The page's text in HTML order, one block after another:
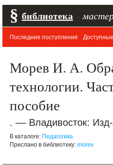
§ библиотека
Последние поступления
Морев И. А.
технологии.
пособие
. –– Владивосток:
В каталоге: Педагогика
Прислано в библиотеку: morev